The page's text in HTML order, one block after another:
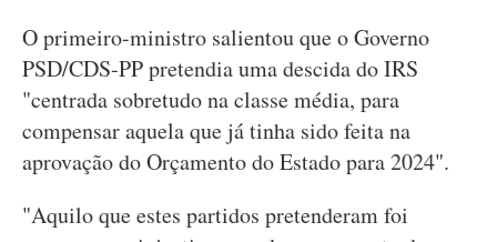
O primeiro-ministro salientou que o Governo
PSD/CDS-PP pretendia uma descida do IRS
"centrada sobretudo na classe média, para
compensar aquela que já tinha sido feita na
aprovação do Orçamento do Estado para 2024".
"Aquilo que estes partidos pretenderam foi